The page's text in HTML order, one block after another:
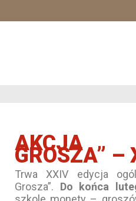
AKCJA
GROSZA”
Trwa XXIV edycja
Grosza”. Do końca